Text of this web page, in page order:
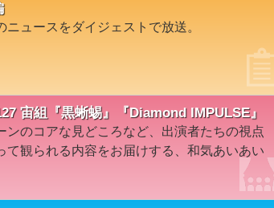
ュースをダイジェストで放送。
宙組『黒蜥蜴』『Diamond IMPULSE』
ンのコアな見どころなど、出演者たちの視点
て観られる内容をお届けする、和気あいあい